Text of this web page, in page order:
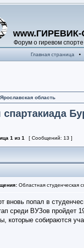
Форум о гиревом спорте
Главная страница •
Ярославская область
1 из 1 [ Сообщений: 13 ]
Областная студенческая
вновь попал в
среди ВУЗов пройдет
которые собираются